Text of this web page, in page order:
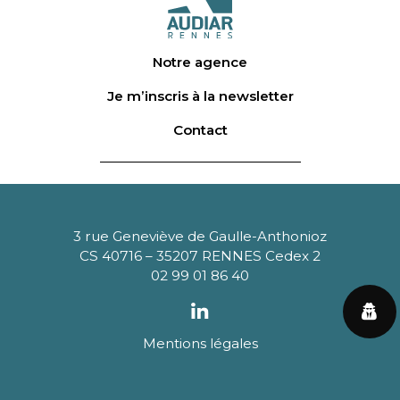
Notre agence
Je m’inscris à la newsletter
Contact
3 rue Geneviève de Gaulle-Anthonioz
CS 40716 – 35207 RENNES Cedex 2
02 99 01 86 40
Mentions légales